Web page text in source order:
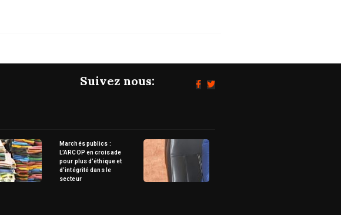
Suivez nous:
Marchés publics :
L’ARCOP en croisade
pour plus d’éthique et
d’intégrité dans le
secteur